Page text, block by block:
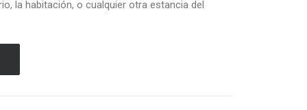
la habitación, o cualquier otra estancia del